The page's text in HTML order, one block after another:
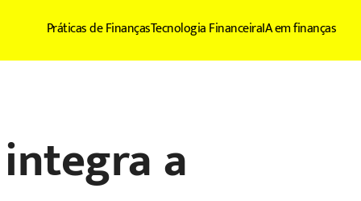
Práticas de FinançasTecnologia FinanceiraIA em finanças
a